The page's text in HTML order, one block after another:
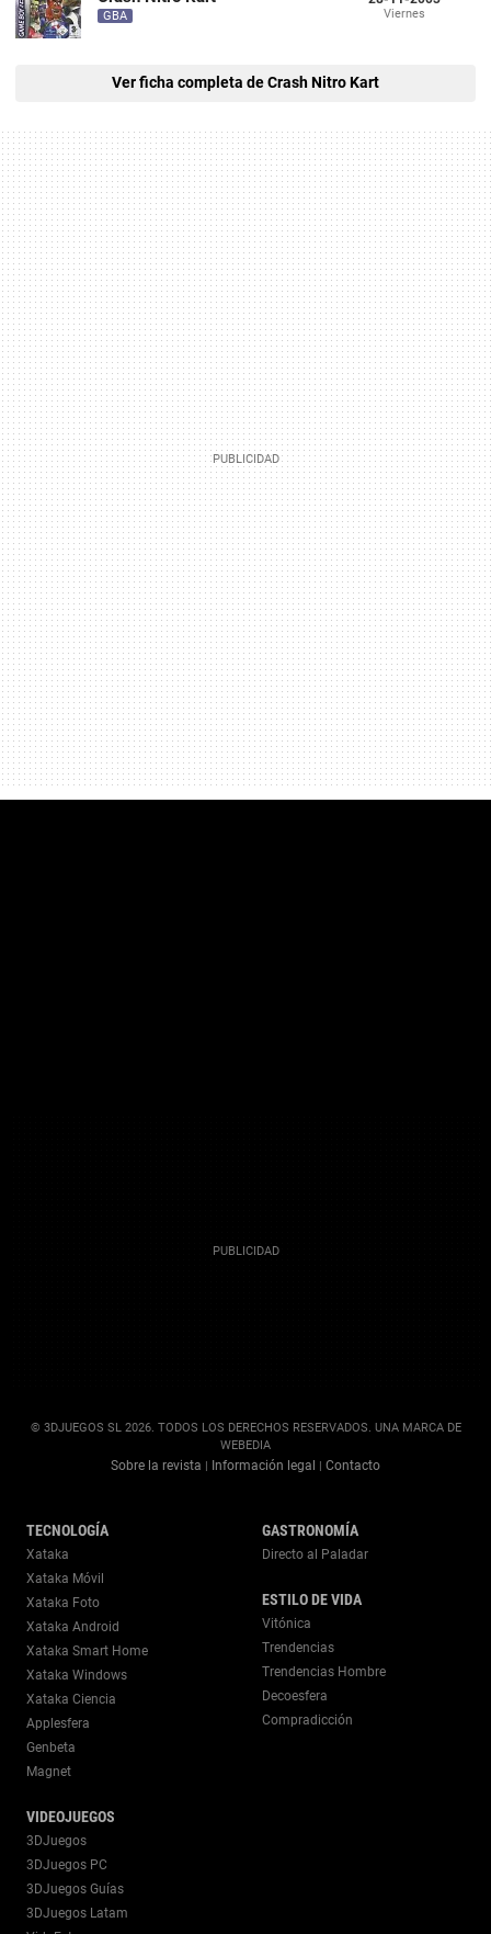
GBA Viernes
Ver ficha completa de Crash Nitro Kart
© 3DJUEGOS SL 2026. TODOS LOS DERECHOS RESERVADOS. UNA MARCA DE
WEBEDIA
Sobre la revista | Información legal | Contacto
TECNOLOGÍA
Xataka
Xataka Móvil
Xataka Foto
Xataka Android
Xataka Smart Home
Xataka Windows
Xataka Ciencia
Applesfera
Genbeta
Magnet
VIDEOJUEGOS
3DJuegos
3DJuegos PC
3DJuegos Guías
3DJuegos Latam
GASTRONOMÍA
Directo al Paladar
ESTILO DE VIDA
Vitónica
Trendencias
Trendencias Hombre
Decoesfera
Compradicción